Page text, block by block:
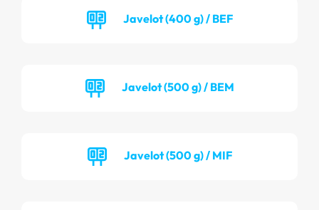
Javelot (400 g) / BEF
Javelot (500 g) / BEM
Javelot (500 g) / MIF